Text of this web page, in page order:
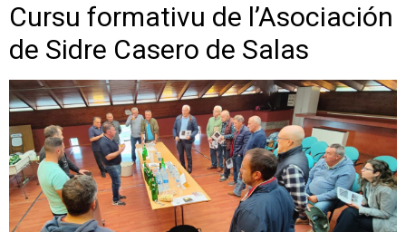
Cursu formativu de l’Asociación
de Sidre Casero de Salas